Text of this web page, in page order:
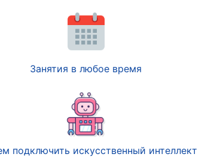
Занятия в любое время
подключить искусственный интеллект